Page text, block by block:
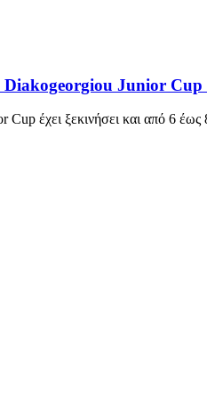
Junior Cup
έχει ξεκινήσει και από 6